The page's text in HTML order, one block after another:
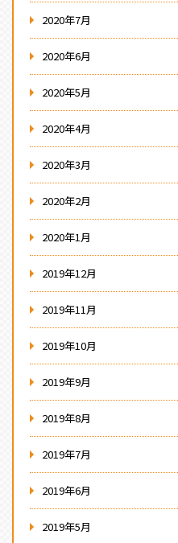
2020年7月
2020年6月
2020年5月
2020年4月
2020年3月
2020年2月
2020年1月
2019年12月
2019年11月
2019年10月
2019年9月
2019年8月
2019年7月
2019年6月
2019年5月